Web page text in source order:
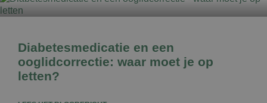
Diabetesmedicatie en een
ooglidcorrectie: waar moet je op
letten?